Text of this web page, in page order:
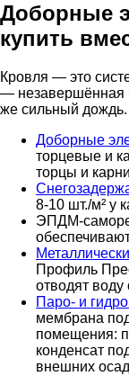
Доборные
купить
Кровля — это
— незавершённая
же сильный
Доборные
торцевые и
торцы и
8-10 шт./м² у
ЭПДМ-
Профиль
отводят
Паро- и
мембрана
помещения:
конденсат
внешних